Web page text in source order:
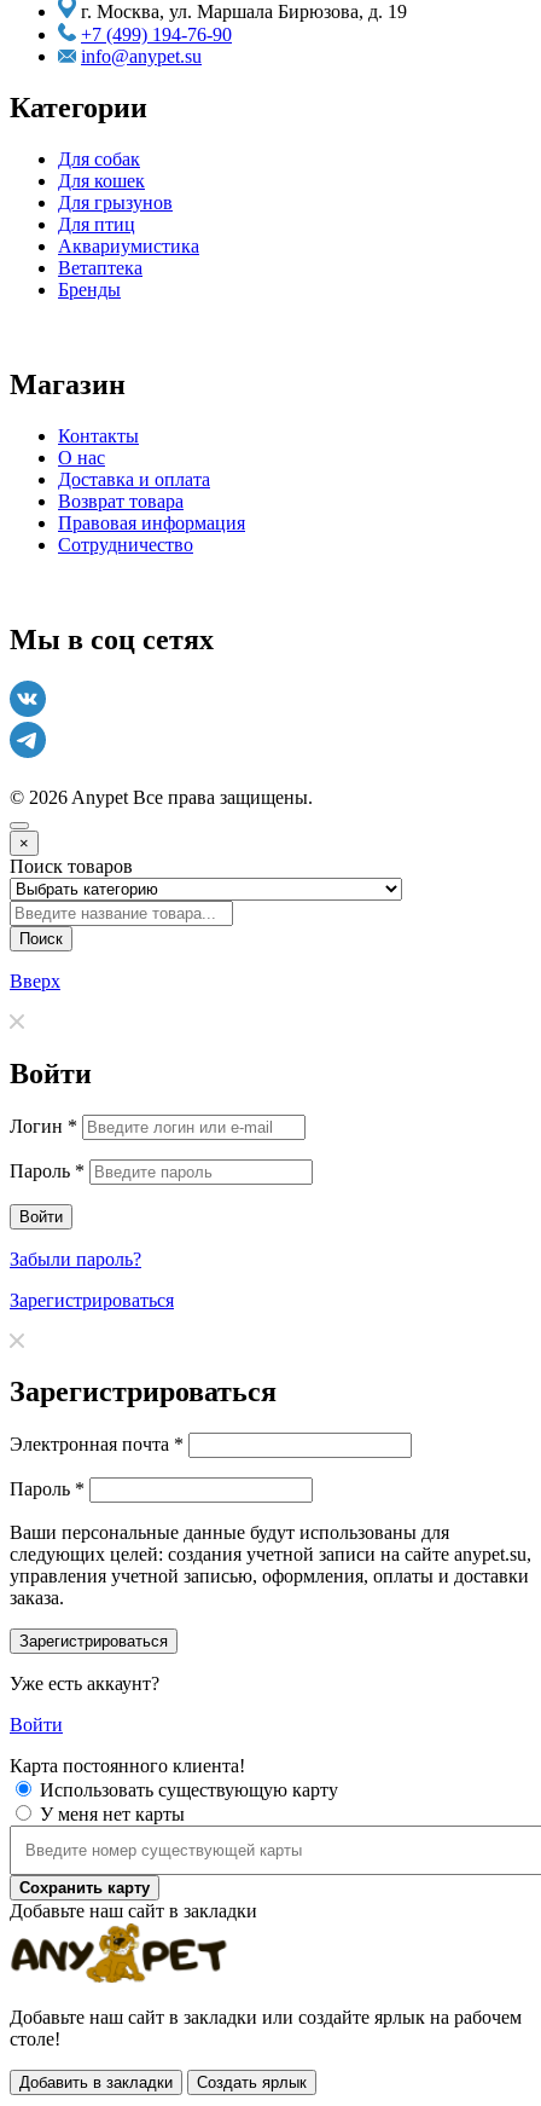
г. Москва, ул. Маршала Бирюзова, д. 19
+7 (499) 194-76-90
info@anypet.su
Категории
Для собак
Для кошек
Для грызунов
Для птиц
Аквариумистика
Ветаптека
Бренды
Магазин
Контакты
О нас
Доставка и оплата
Возврат товара
Правовая информация
Сотрудничество
Мы в соц сетях
© 2026 Anypet Все права защищены.
×
Поиск товаров
Поиск
Вверх
Войти
Логин *
Пароль *
Забыли пароль?
Зарегистрироваться
Зарегистрироваться
Электронная почта *
Пароль *
Ваши персональные данные будут использованы для
следующих целей: создания учетной записи на сайте anypet.su,
управления учетной записью, оформления, оплаты и доставки
заказа.
Уже есть аккаунт?
Войти
Карта постоянного клиента!
Использовать существующую карту
У меня нет карты
Сохранить карту
Добавьте наш сайт в закладки
Добавьте наш сайт в закладки или создайте ярлык на рабочем
столе!
Добавить в закладки Создать ярлык